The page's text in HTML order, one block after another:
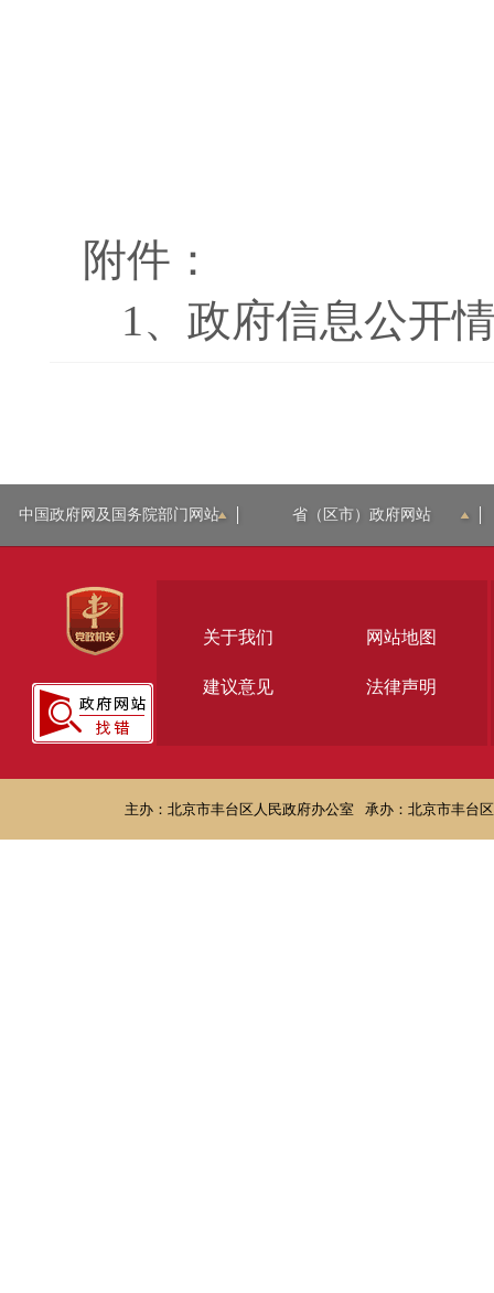
附件：
1、 政府信息公开
中国政府网及国务院部门网站 省（区市）政府网站
关于我们 网站地图
建议意见 法律声明
主办：北京市丰台区人民政府办公室 承办：北京市丰台